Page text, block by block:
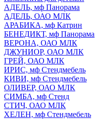
АДЕЛЬ, мф Панорама
АДЕЛЬ, ОАО МЛК
АРАБИКА, мф Катрин
БЕНЕДИКТ, мф Панорама
ВЕРОНА, ОАО МЛК
ДЖУНИОР, ОАО МЛК
ГРЕЙ, ОАО МЛК
ИРИС, мф Стендмебель
КИВИ, мф Стендмебель
ОЛИВЕР, ОАО МЛК
СИМБА, мф Стенд
СТИЧ, ОАО МЛК
ХЕЛЕН, мф Стендмебель